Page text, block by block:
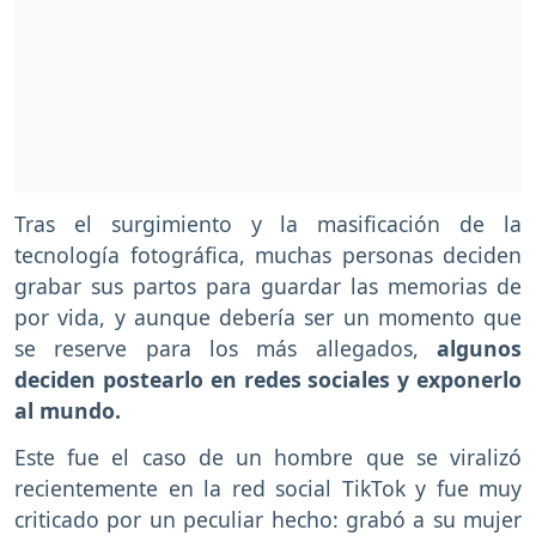
Tras el surgimiento y la masificación de la
tecnología fotográfica, muchas personas deciden
grabar sus partos para guardar las memorias de
por vida, y aunque debería ser un momento que
se reserve para los más allegados, algunos
deciden postearlo en redes sociales y exponerlo
al mundo.
Este fue el caso de un hombre que se viralizó
recientemente en la red social TikTok y fue muy
criticado por un peculiar hecho: grabó a su mujer